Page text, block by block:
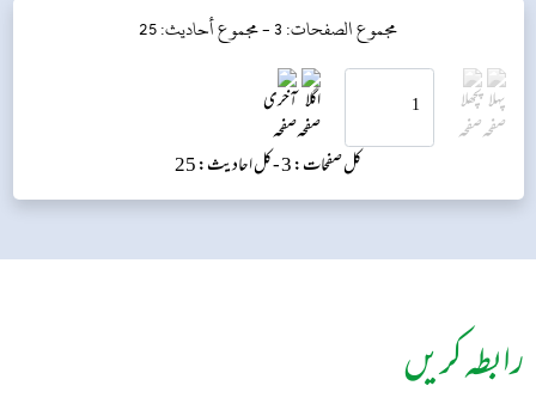
مجموع الصفحات: 3 - مجموع أحاديث: 25
کل صفحات: 3 - کل احادیث: 25
رابطہ کریں